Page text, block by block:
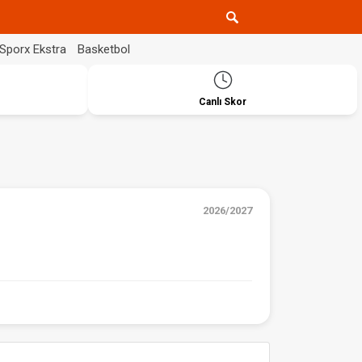
Sporx Ekstra Basketbol
Canlı Skor
2026/2027